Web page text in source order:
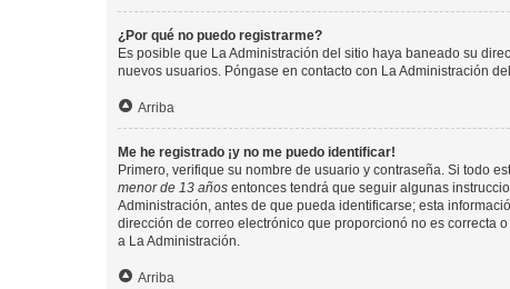
¿Por qué no puedo registrarme?
Es posible que La Administración del sitio haya baneado su
nuevos usuarios. Póngase en contacto con La Administración
Arriba
Me he registrado ¡y no me puedo identificar!
Primero, verifique su nombre de usuario y contraseña. Si todo
menor de 13 años entonces tendrá que seguir algunas
Administración, antes de que pueda identificarse; esta
dirección de correo electrónico que proporcionó no es correcta
a La Administración.
Arriba